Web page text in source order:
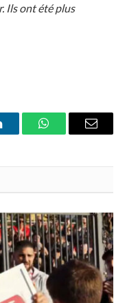
Ils ont été plus
WhatsAppEmail